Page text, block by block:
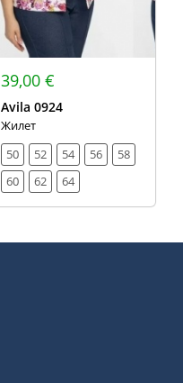
39,00 €
Avila 0924
Жилет
50
52 54 56
58
60
62 64